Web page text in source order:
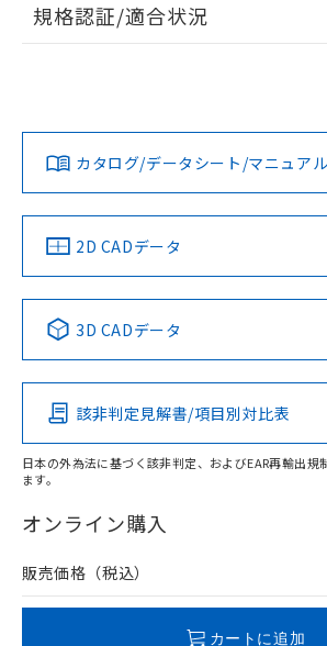
ログイン/会員登録
ダウンロードデータをご利用いただく前
みください。
ソフトウェアの使用条件
EU RoHS 注意事項・凡例
対応済み
中国 RoHS 注意事項・凡例
Pb Hg Cd
O
在庫等で未対応品が混在する可能性があ
問い合わせください。
規格認証/適合状況
LR型式承認
（イギリス
船舶規格）
DNV型式承認
（ノルウェー
BV
（
Yes No No
この製品の規格認
その他の認証はこちらのページ
カタログ/データシート/マニュアル
2D CADデータ
3D CADデータ
該非判定見解書/項目別対比表
日本の外為法に基づく該非判定、およびEAR再輸出規
ます。
オンライン購入
販売価格（税込）
カートに追加